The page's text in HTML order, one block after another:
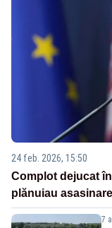
24 feb. 2026, 15:50
Complot dejucat
plănuiau
7